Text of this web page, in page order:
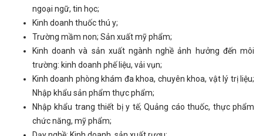
ngoại ngữ, tin học;
Kinh doanh thuốc thú y;
Trường mầm non; Sản xuất mỹ phẩm;
Kinh doanh và sản xuất ngành nghề ảnh hưởng đến môi
trường: kinh doanh phế liệu, vải vụn;
Kinh doanh phòng khám đa khoa, chuyên khoa, vật lý trị liệu;
Nhập khẩu sản phẩm thực phẩm;
Nhập khẩu trang thiết bị y tế; Quảng cáo thuốc, thực phẩm
chức năng, mỹ phẩm;